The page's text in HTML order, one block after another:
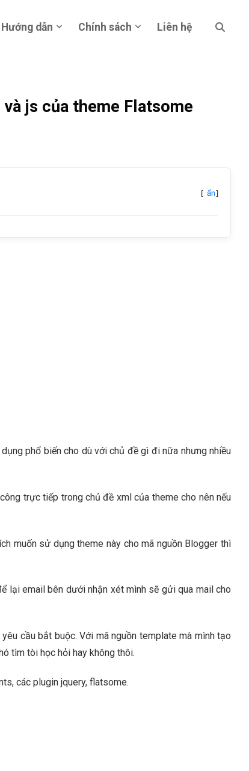
Hướng dẫn Chính sách Liên hệ
js của theme Flatsome
[ ẩn]
phổ biến cho dù với chủ đề gì đi nữa nhưng nhiều
trực tiếp trong chủ đề xml của theme cho nên nếu
muốn sử dụng theme này cho mã nguồn Blogger thì
lại email bên dưới nhận xét mình sẽ gửi qua mail cho
cầu bắt buộc. Với mã nguồn template mà mình tạo
tìm tòi học hỏi hay không thôi.
các plugin jquery, flatsome.